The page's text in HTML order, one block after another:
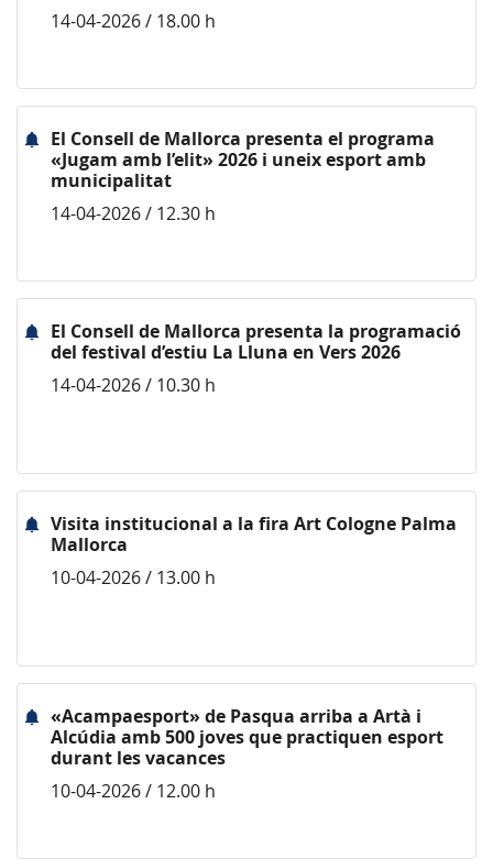
14-04-2026 / 18.00 h
El Consell de Mallorca presenta el programa
«Jugam amb l’elit» 2026 i uneix esport amb
municipalitat
14-04-2026 / 12.30 h
El Consell de Mallorca presenta la programació
del festival d’estiu La Lluna en Vers 2026
14-04-2026 / 10.30 h
Visita institucional a la fira Art Cologne Palma
Mallorca
10-04-2026 / 13.00 h
«Acampaesport» de Pasqua arriba a Artà i
Alcúdia amb 500 joves que practiquen esport
durant les vacances
10-04-2026 / 12.00 h